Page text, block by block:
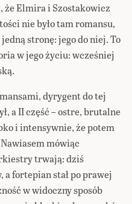
że Elmira i Szostakowicz
nie było tam romansu,
stronę: jego do niej. To
w jego życiu: wcześniej
dyrygent do tej
a II część – ostre, brutalne
i intensywnie, że potem
mówiąc
trwają: dziś
a fortepian stał po prawej
w widoczny sposób